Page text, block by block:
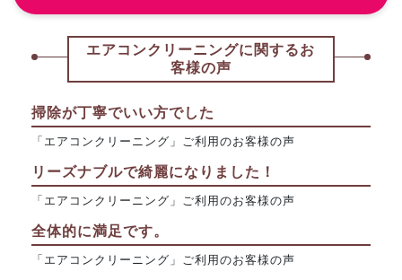
エアコンクリーニングに関するお
客様の声
掃除が丁寧でいい方でした
「エアコンクリーニング」ご利用のお客様の声
リーズナブルで綺麗になりました！
「エアコンクリーニング」ご利用のお客様の声
全体的に満足です。
「エアコンクリーニング」ご利用のお客様の声